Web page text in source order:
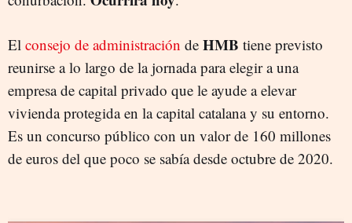
El consejo de administración de HMB tiene previsto
reunirse a lo largo de la jornada para elegir a una
empresa de capital privado que le ayude a elevar
vivienda protegida en la capital catalana y su entorno.
Es un concurso público con un valor de 160 millones
de euros del que poco se sabía desde octubre de 2020.